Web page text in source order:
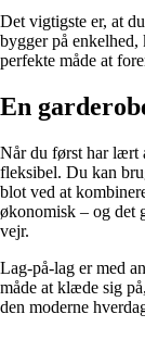
Det vigtigste er, at
bygger på
perfekte måde at
En
Når du først har lært
fleksibel. Du kan
blot ved at
økonomisk – og det
vejr.
Lag-på-lag er med
måde at klæde sig
den moderne